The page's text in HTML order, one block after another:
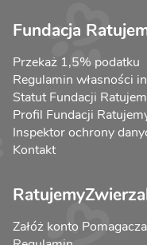
Fundacja
Przekaż 1,5% podatku
Regulamin własności
Statut Fundacji
Profil Fundacji
Inspektor ochrony
Kontakt
Załóż konto Pomagacza